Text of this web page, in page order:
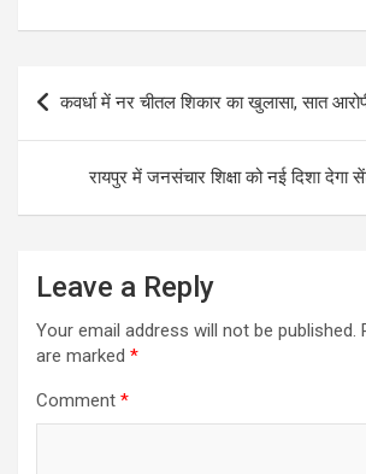
Post
navigation
कवर्धा में नर चीतल शिकार का खुलासा, सात
रायपुर में जनसंचार शिक्षा को नई दिशा
Leave a Reply
Your email address will not be published.
are marked *
Comment *